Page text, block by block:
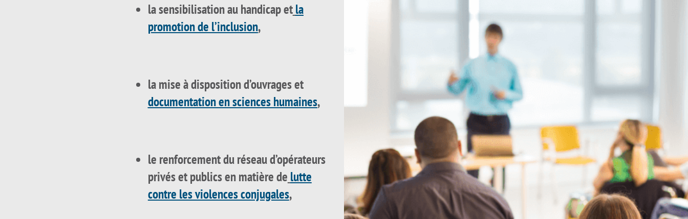
la sensibilisation au handicap etla
promotion de l’inclusion,
la mise à disposition d’ouvrages et
documentation en sciences humaines,
le renforcement du réseau d’opérateurs
privés et publics en matière de lutte
contre les violences conjugales,